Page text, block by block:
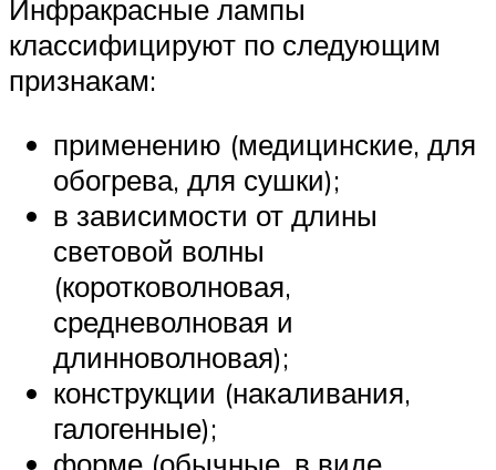
Инфракрасные лампы
классифицируют по следующим
признакам:
применению (медицинские, для
обогрева, для сушки);
в зависимости от длины
световой волны
(коротковолновая,
средневолновая и
длинноволновая);
конструкции (накаливания,
галогенные);